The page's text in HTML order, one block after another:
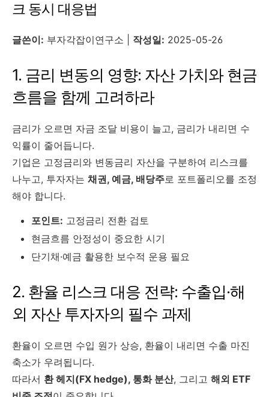
크 동시 대응법
글쓴이: 부자각잡이연구소 | 작성일: 2025-05-26
1. 금리 변동의 영향: 자산 가치와 현금
흐름을 함께 고려하라
금리가 오르면 자금 조달 비용이 늘고, 금리가 내리면 수
익률이 줄어듭니다.
기업은 고정금리와 변동금리 자산을 구분하여 리스크를
나누고, 투자자는 채권, 예금, 배당주로 포트폴리오를 조정
해야 합니다.
포인트: 고정금리 전환 검토
현금흐름 안정성이 중요한 시기
단기채·예금 활용한 보수적 운용 필요
2. 환율 리스크 대응 전략: 수출입·해
외 자산 투자자의 필수 과제
환율이 오르면 수입 원가 상승, 환율이 내리면 수출 마진
축소가 우려됩니다.
따라서 환 헤지(FX hedge), 통화 분산, 그리고 해외 ETF